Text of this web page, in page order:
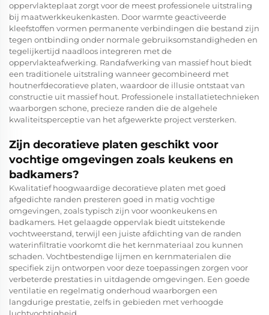
oppervlakteplaat zorgt voor de meest professionele uitstraling
bij maatwerkkeukenkasten. Door warmte geactiveerde
kleefstoffen vormen permanente verbindingen die bestand zijn
tegen ontbinding onder normale gebruiksomstandigheden en
tegelijkertijd naadloos integreren met de
oppervlakteafwerking. Randafwerking van massief hout biedt
een traditionele uitstraling wanneer gecombineerd met
houtnerfdecoratieve platen, waardoor de illusie ontstaat van
constructie uit massief hout. Professionele installatietechnieken
waarborgen schone, precieze randen die de algehele
kwaliteitsperceptie van het afgewerkte project versterken.
Zijn decoratieve platen geschikt voor
vochtige omgevingen zoals keukens en
badkamers?
Kwalitatief hoogwaardige decoratieve platen met goed
afgedichte randen presteren goed in matig vochtige
omgevingen, zoals typisch zijn voor woonkeukens en
badkamers. Het gelaagde oppervlak biedt uitstekende
vochtweerstand, terwijl een juiste afdichting van de randen
waterinfiltratie voorkomt die het kernmateriaal zou kunnen
schaden. Vochtbestendige lijmen en kernmaterialen die
specifiek zijn ontworpen voor deze toepassingen zorgen voor
verbeterde prestaties in uitdagende omgevingen. Een goede
ventilatie en regelmatig onderhoud waarborgen een
langdurige prestatie, zelfs in gebieden met verhoogde